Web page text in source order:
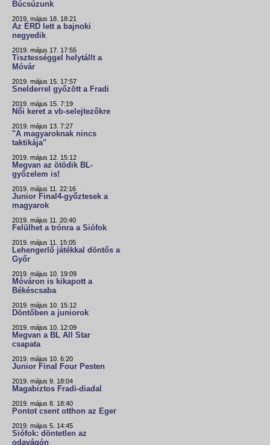
Búcsúzunk
2019. május 18. 18:21
Az ÉRD lett a bajnoki
negyedik
2019. május 17. 17:55
Tisztességgel helytállt a
Móvár
2019. május 15. 17:57
Snelderrel győzött a Fradi
2019. május 15. 7:19
Női keret a vb-selejtezőkre
2019. május 13. 7:27
"A magyaroknak nincs
taktikája"
2019. május 12. 15:12
Megvan az ötödik BL-
győzelem is!
2019. május 11. 22:16
Junior Final4-győztesek a
magyarok
2019. május 11. 20:40
Felülhet a trónra a Siófok
2019. május 11. 15:05
Lehengerlő játékkal döntős a
Győr
2019. május 10. 19:09
Móváron is kikapott a
Békéscsaba
2019. május 10. 15:12
Döntőben a juniorok
2019. május 10. 12:09
Megvan a BL All Star
csapata
2019. május 10. 6:20
Junior Final Four Pesten
2019. május 9. 18:04
Magabiztos Fradi-diadal
2019. május 8. 18:40
Pontot csent otthon az Eger
2019. május 5. 14:45
Siófok: döntetlen az
odavágón